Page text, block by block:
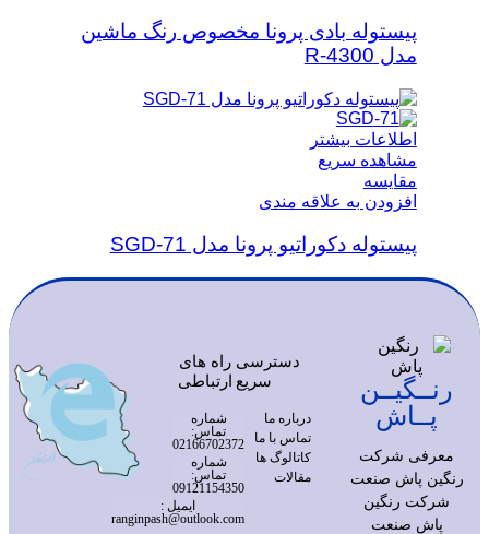
پیستوله بادی پرونا مخصوص رنگ ماشین
مدل R-4300
اطلاعات بیشتر
مشاهده سریع
مقایسه
افزودن به علاقه مندی
پیستوله دکوراتیو پرونا مدل SGD-71
رنــگیــن
پــاش
معرفی شرکت
رنگین پاش صنعت
شرکت رنگین
پاش صنعت
دسترسی
سریع
درباره ما
تماس با ما
کاتالوگ ها
مقالات
راه های
ارتباطی
شماره
تماس:
02166702372
شماره
تماس:
09121154350
ایمیل :
ranginpash@outlook.com